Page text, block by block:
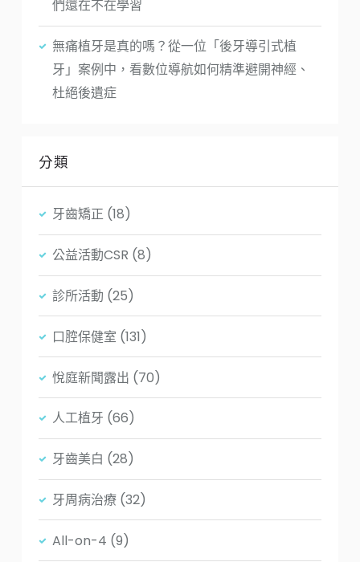
們還在不在學習
無痛植牙是真的嗎？從一位「後牙導引式植
牙」案例中，看數位導航如何精準避開神經、
杜絕後遺症
分類
牙齒矯正 (18)
公益活動CSR (8)
診所活動 (25)
口腔保健室 (131)
悅庭新聞露出 (70)
人工植牙 (66)
牙齒美白 (28)
牙周病治療 (32)
All-on-4 (9)